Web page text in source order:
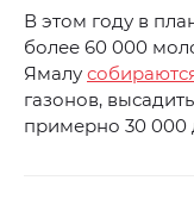
В этом году в
более 60 000
Ямалу
газонов,
примерно 30 000